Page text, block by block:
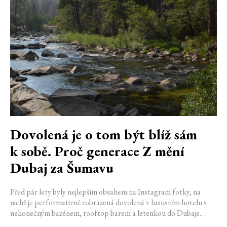
Dovolená je o tom být blíž sám
k sobě. Proč generace Z mění
Dubaj za Šumavu
Před pár lety byly nejlepším obsahem na Instagram fotky, na
nichž je performativně zobrazená dovolená v luxusním hotelu s
nekonečným bazénem, rooftop barem a letenkou do Dubaje.